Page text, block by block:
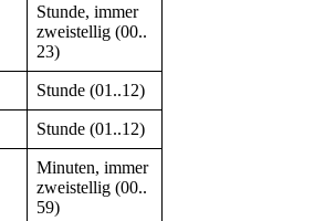
Stunde, immer
zweistellig (00..
23)
Stunde (01..12)
Stunde (01..12)
Minuten, immer
zweistellig (00..
59)